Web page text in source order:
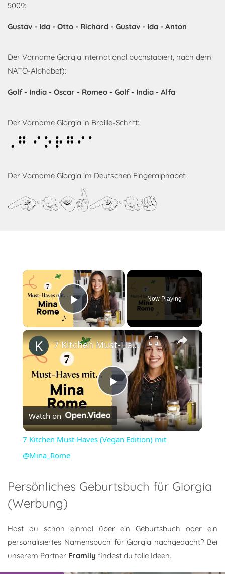
5009:
Gustav - Ida - Otto - Richard - Gustav - Ida - Anton
Der Vorname Giorgia international buchstabiert, nach dem
NATO-Alphabet):
Golf - India - Oscar - Romeo - Golf - India - Alfa
Der Vorname Giorgia in Braille-Schrift:
Giorgia
Der Vorname Giorgia im Deutschen Fingeralphabet:
Giorgia
×
Play Video
Now Playing
×
Play
Video
7 Kitchen Must-Haves (Vegan Edition) mit @Mina_Rome
Watch on
7 Kitchen Must-Haves (Vegan Edition) mit
@Mina_Rome
Persönliches Geburtsbuch für Giorgia
(Werbung)
Hast du schon einmal über ein Geburtsbuch oder ein
personalisiertes Namensbuch für Giorgia nachgedacht? Bei
unserem Partner Framily findest du tolle Ideen.